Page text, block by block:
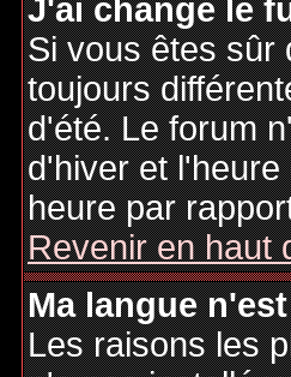
J'ai changé le
Si vous êtes sûr
toujours
d'été. Le forum
d'hiver et
heure par
Revenir en haut
Ma langue
Les raisons les